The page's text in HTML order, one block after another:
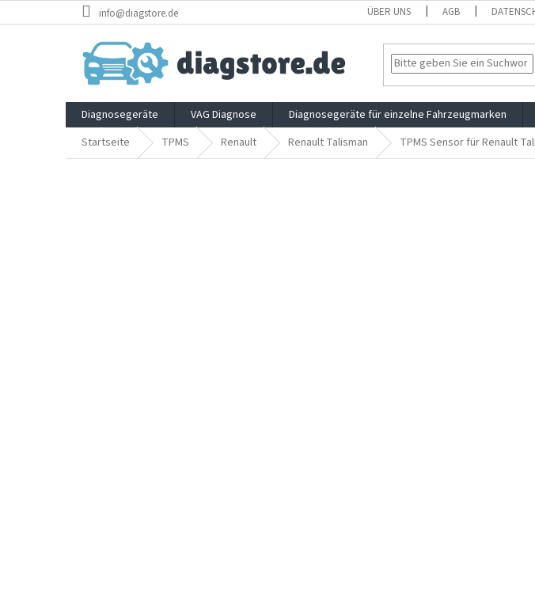
Inhalt
info@diagstore.de ÜBER UNS AGB
Diagnosegeräte VAG Diagnose Diagnosegeräte für einzelne Fahrzeugmarken
Startseite
TPMS Renault Renault Talisman TPMS Sensor für Renault